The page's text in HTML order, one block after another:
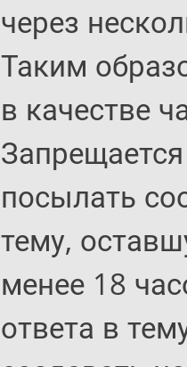
через
Таким
в качестве
посылать
тему,
менее 18
ответа в